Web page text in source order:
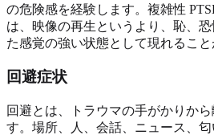
の危険感を経験します。複雑性
は、映像の再生というより、恥、
た感覚の強い状態として現れること
回避症状
回避とは、トラウマの手がかりか
す。場所、人、会話、ニュース、